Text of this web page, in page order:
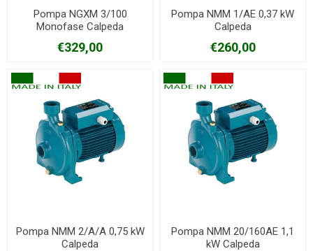
Pompa NGXM 3/100
Monofase Calpeda
€329,00
Pompa NMM 1/AE 0,37 kW
Calpeda
€260,00
Pompa NMM 2/A/A 0,75 kW
Calpeda
Pompa NMM 20/160AE 1,1
kW Calpeda